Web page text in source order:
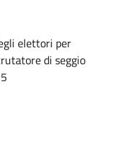
elettori per
di seggio